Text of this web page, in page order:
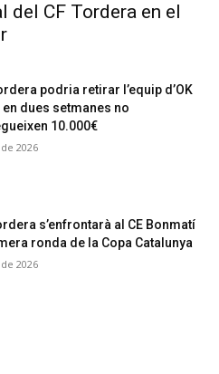
del CF Tordera en el
podria retirar l’equip d’OK
en dues setmanes no
10.000€
2026
s’enfrontarà al CE Bonmatí
ronda de la Copa Catalunya
2026